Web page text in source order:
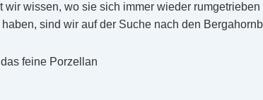
wir wissen, wo sie sich immer wieder
sind wir auf der Suche nach den
feine Porzellan